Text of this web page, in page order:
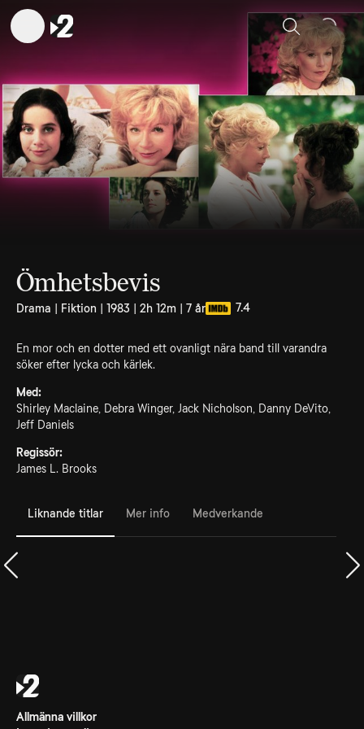
Sök
Ömhetsbevis
Drama | Fiktion | 1983 | 2h 12m | 7 år 7.4
En mor och en dotter med ett ovanligt nära band till varandra
söker efter lycka och kärlek.
Med:
Shirley Maclaine, Debra Winger, Jack Nicholson, Danny DeVito,
Jeff Daniels
Regissör:
James L. Brooks
Liknande titlar Mer info Medverkande
Allmänna villkor